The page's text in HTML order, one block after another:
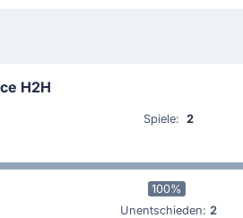
H2H
Spiele: 2
100%
Unentschieden: 2